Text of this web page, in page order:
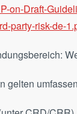
on-Draft-
party-risk-de-
gelten